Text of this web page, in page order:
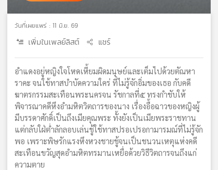
เอส
แผนที่
วิทยุ
เครือ
ข่าย
วันที่เผยแพร่ : 11 มิ.ย. 69
เพิ่มในเพลย์ลิสต์ แชร์
อำแดงอยู่หญิงใจโหดเหี้ยมผิดมนุษย์และเต็มไปด้วยตัณหา
ราคะ จนใช้ทาสบำบัดความใคร่ ที่ไม่รู้จักอิ่มของเธอ กับคดี
ฆาตรกรรมสะเทือนพระนครจน รัชกาลที่๕ ทรงกำชับให้
พิจารณาคดีหึงอำมหิตวิตถารของนาง เรื่องอื้อฉาวของหญิงผู้
มีบรรดาศักดิ์เป็นถึงเมียคุณพระ ทั้งยังเป็นเมียพระราชทาน
แต่กลับใฝ่ต่ำลักลอบเล่นชู้ใช้ทาสปรอเปรอกามารมณ์ที่ไม่รู้จัก
พอ เพราะพิษรักแรงหึงหวงชายชู้จนเป็นชนวนเหตุแห่งคดี
สะเทือนขวัญสุดอำมหิตทรมานเหยื่อด้วยวิธีวิตถารจนถึงแก่
ความตาย